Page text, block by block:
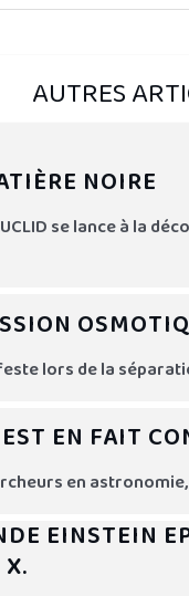
AUTRES
NOIRE
se lance à la
lors de la
EN FAIT
en
EINSTEIN